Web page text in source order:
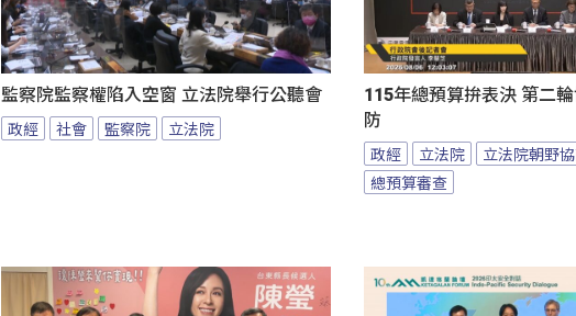
監察院監察權陷入空窗 立法院舉行公聽會
政經 社會 監察院 立法院
115年總預算拚表決 第二
防
政經 立法院
立法院朝野
總預算審查